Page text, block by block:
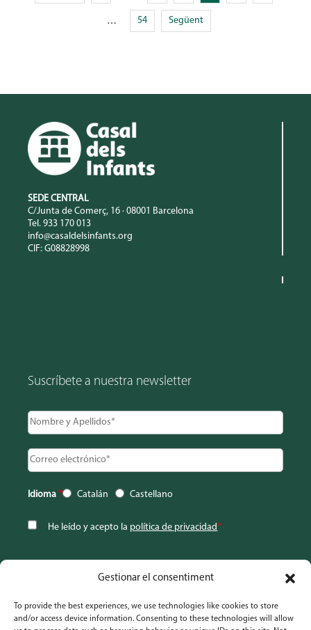
Gestionar el consentiment
To provide the best experiences, we use technologies like cookies to store
and/or access device information. Consenting to these technologies will allow
… 54 Següent
SEDE CENTRAL
C/Junta de Comerç, 16 · 08001 Barcelona
Tel. 933 170 013
info@casaldelsinfants.org
CIF: G08828998
Suscríbete a nuestra newsletter
Idioma * Catalán Castellano
He leído y acepto la política de privacidad*